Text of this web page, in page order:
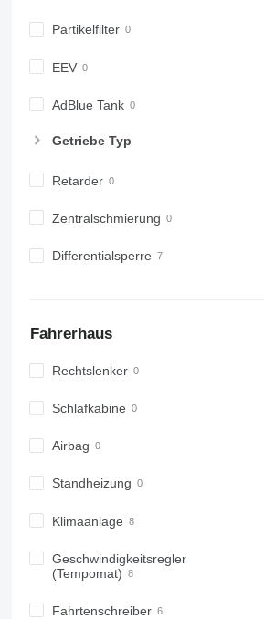
Partikelfilter
EEV
AdBlue Tank
Getriebe Typ
Retarder
Zentralschmierung
Differentialsperre
Fahrerhaus
Rechtslenker
Schlafkabine
Airbag
Standheizung
Klimaanlage
Geschwindigkeitsregler
(Tempomat)
Fahrtenschreiber